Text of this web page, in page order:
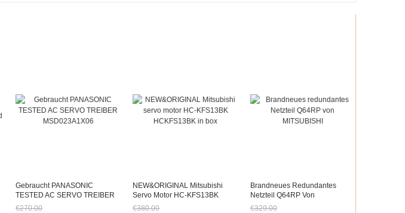
Gebraucht PANASONIC
TESTED AC SERVO TREIBER
MSD023A1X06
€270.00
NEW&ORIGINAL Mitsubishi
Servo Motor HC-KFS13BK
HCKFS13BK In Box
€380.00
Brandneues Redundantes
Netzteil Q64RP Von
MITSUBISHI
€329.00